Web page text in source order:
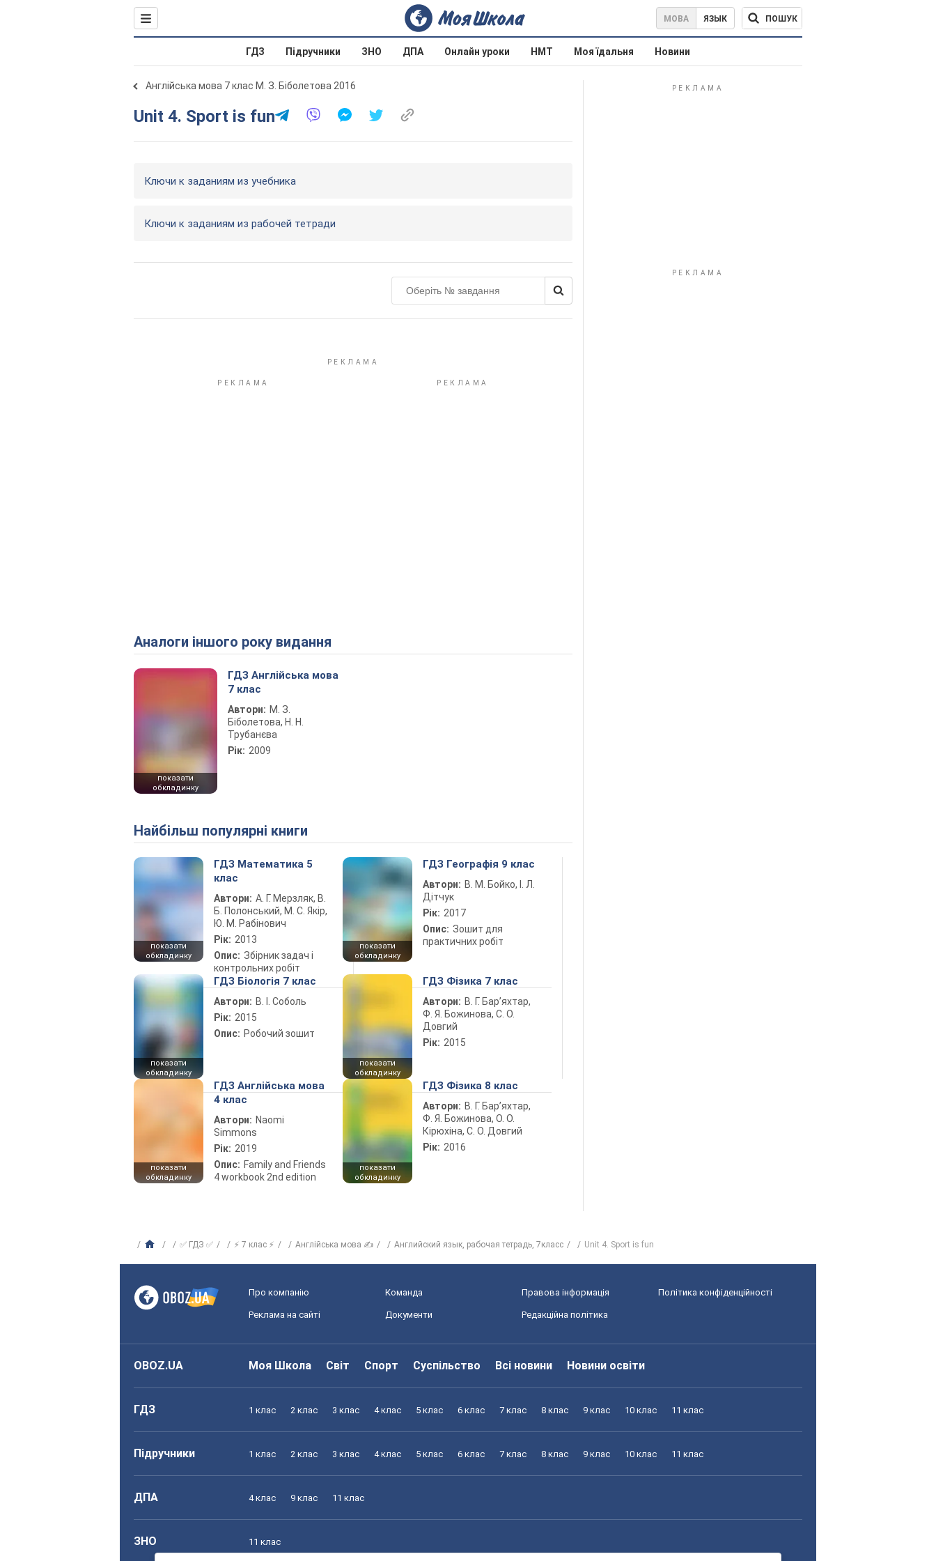
МОВА ЯЗЫК ПОШУК
ГДЗ Підручники ЗНО ДПА Онлайн уроки НМТ Моя їдальня Новини
Англійська мова 7 клас М. З. Біболетова 2016
Unit 4. Sport is fun
Ключи к заданиям из учебника
Ключи к заданиям из рабочей тетради
Аналоги іншого року видання
показати
обкладинку
ГДЗ Англійська мова
7 клас
Автори: М. З.
Біболетова, Н. Н.
Трубанєва
Рік: 2009
Найбільш популярні книги
показати
обкладинку
ГДЗ Математика 5
клас
Автори: А. Г. Мерзляк, В.
Б. Полонський, М. С. Якір,
Ю. М. Рабінович
Рік: 2013
Опис: Збірник задач і
контрольних робіт
показати
обкладинку
ГДЗ Географія 9 клас
Автори: В. М. Бойко, І. Л.
Дітчук
Рік: 2017
Опис: Зошит для
практичних робіт
показати
обкладинку
ГДЗ Біологія 7 клас
Автори: В. І. Соболь
Рік: 2015
Опис: Робочий зошит
показати
обкладинку
ГДЗ Фізика 7 клас
Автори: В. Г. Бар’яхтар,
Ф. Я. Божинова, С. О.
Довгий
Рік: 2015
показати
обкладинку
ГДЗ Англійська мова
4 клас
Автори: Naomi
Simmons
Рік: 2019
Опис: Family and Friends
4 workbook 2nd edition
показати
обкладинку
ГДЗ Фізика 8 клас
Автори: В. Г. Бар’яхтар,
Ф. Я. Божинова, О. О.
Кірюхіна, С. О. Довгий
Рік: 2016
✅ ГДЗ ✅ ⚡ 7 клас ⚡ Англійська мова ✍ Английский язык, рабочая тетрадь, 7класс Unit 4. Sport is fun
Про компанію Команда Правова інформація Політика конфіденційності
Реклама на сайті Документи Редакційна політика
OBOZ.UA Моя Школа Світ Спорт Суспільство Всі новини Новини освіти
ГДЗ 1 клас 2 клас 3 клас 4 клас 5 клас 6 клас 7 клас 8 клас 9 клас 10 клас 11 клас
Підручники 1 клас 2 клас 3 клас 4 клас 5 клас 6 клас 7 клас 8 клас 9 клас 10 клас 11 клас
ДПА 4 клас 9 клас 11 клас
ЗНО 11 клас